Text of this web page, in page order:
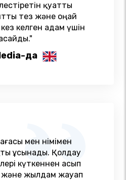
қуатты
тез және оңай
келген адам үшін
да
мен өнімімен
ұсынады. Қолдау
күткеннен асып
және жылдам жауап